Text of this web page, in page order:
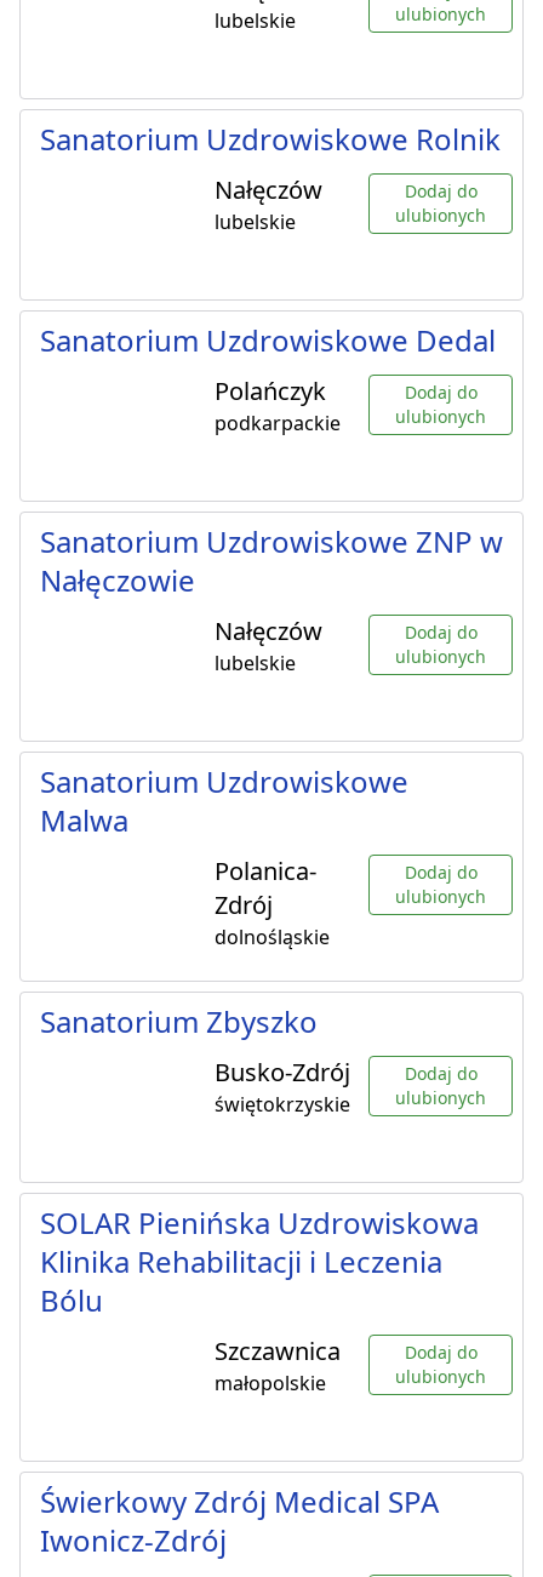
lubelskie
ulubionych
Sanatorium Uzdrowiskowe Rolnik
Nałęczów
lubelskie
Dodaj do
ulubionych
Sanatorium Uzdrowiskowe Dedal
Polańczyk
podkarpackie
Dodaj do
ulubionych
Sanatorium Uzdrowiskowe ZNP w
Nałęczowie
Nałęczów
lubelskie
Dodaj do
ulubionych
Sanatorium Uzdrowiskowe
Malwa
Polanica-
Zdrój
dolnośląskie
Dodaj do
ulubionych
Sanatorium Zbyszko
Busko-Zdrój
świętokrzyskie
Dodaj do
ulubionych
SOLAR Pienińska Uzdrowiskowa
Klinika Rehabilitacji i Leczenia
Bólu
Szczawnica
małopolskie
Dodaj do
ulubionych
Świerkowy Zdrój Medical SPA
Iwonicz-Zdrój